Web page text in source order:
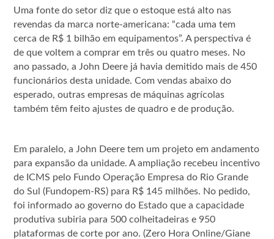
Uma fonte do setor diz que o estoque está alto nas
revendas da marca norte-americana: “cada uma tem
cerca de R$ 1 bilhão em equipamentos”. A perspectiva é
de que voltem a comprar em três ou quatro meses. No
ano passado, a John Deere já havia demitido mais de 450
funcionários desta unidade. Com vendas abaixo do
esperado, outras empresas de máquinas agrícolas
também têm feito ajustes de quadro e de produção.
Em paralelo, a John Deere tem um projeto em andamento
para expansão da unidade. A ampliação recebeu incentivo
de ICMS pelo Fundo Operação Empresa do Rio Grande
do Sul (Fundopem-RS) para R$ 145 milhões. No pedido,
foi informado ao governo do Estado que a capacidade
produtiva subiria para 500 colheitadeiras e 950
plataformas de corte por ano. (Zero Hora Online/Giane